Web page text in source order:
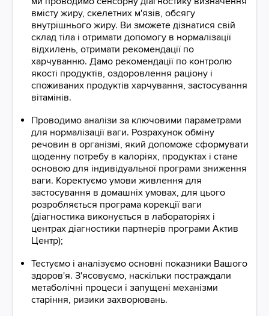
вмісту жиру, скелетних м'язів, обсягу
внутрішнього жиру. Ви зможете дізнатися свій
склад тіла і отримати допомогу в нормалізації
відхилень, отримати рекомендації по
харчуванню. Дамо рекомендації по контролю
якості продуктів, оздоровлення раціону і
споживаних продуктів харчування, застосування
вітамінів.
Проводимо аналізи за ключовими параметрами
для нормалізації ваги. Розрахунок обміну
речовин в організмі, який допоможе сформувати
щоденну потребу в калоріях, продуктах і стане
основою для індивідуальної програми зниження
ваги. Коректуємо умови живлення для
застосування в домашніх умовах, для цього
розробляється програма корекції ваги
(діагностика виконується в лабораторіях і
центрах діагностики партнерів програми Актив
Центр);
Тестуємо і аналізуємо основні показники Вашого
здоров'я. З'ясовуємо, наскільки постраждали
метаболічні процеси і запущені механізми
старіння, ризики захворювань.